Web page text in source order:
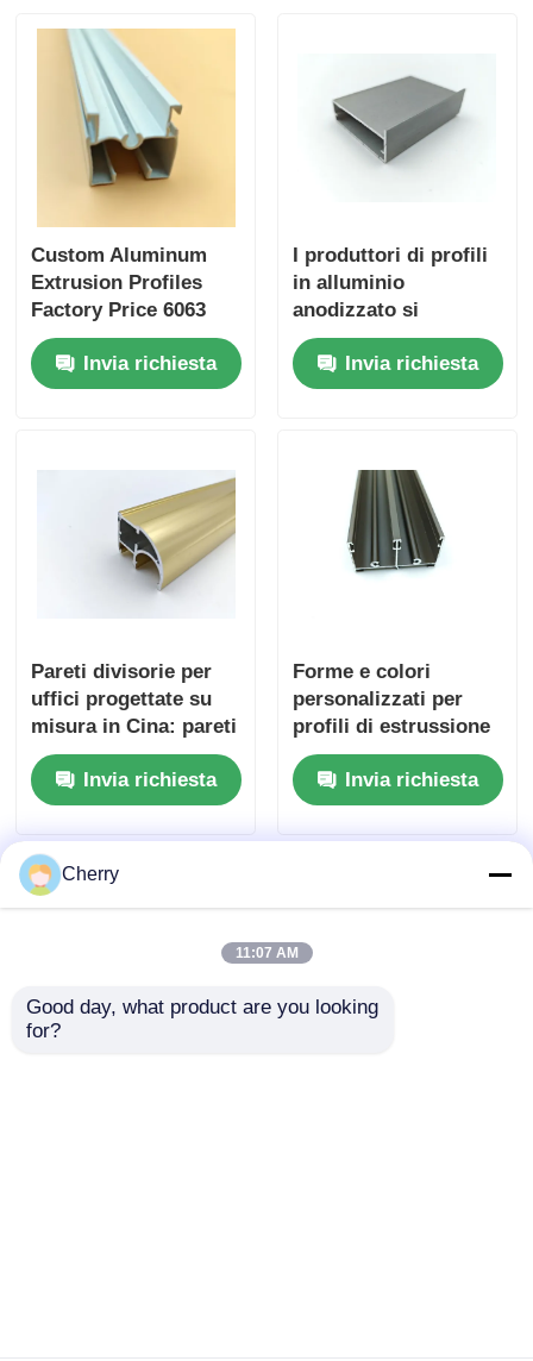
Custom Aluminum
Extrusion Profiles
Factory Price 6063
Aluminum Extrusion
SupplierInvia richiesta
I produttori di profili
in alluminio
anodizzato si
specializzano nella
personalizzazione di
profili in alluminio
Invia richiesta
Pareti divisorie per
uffici progettate su
misura in Cina: pareti
divisorie in vetro
estruso con profili in
alluminio.
Invia richiesta
Forme e colori
personalizzati per
profili di estrussione
in alluminio per
finestre e porte
Invia richiesta
Cherry
11:07 AM
Good day, what product are you looking
for?